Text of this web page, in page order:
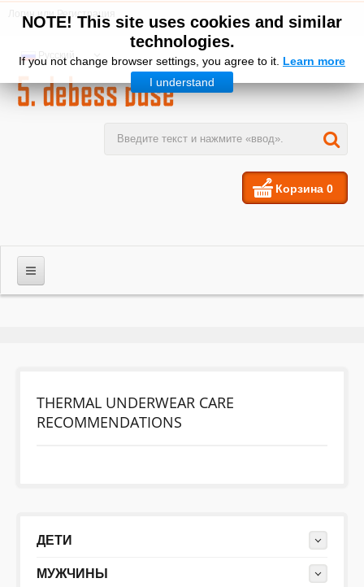
NOTE! This site uses cookies and similar
technologies.
If you not change browser settings, you agree to it. Learn more
I understand
Логин илиРегистрация
Русский
Корзина 0
ДЕТИ
THERMAL UNDERWEAR CARE
RECOMMENDATIONS
ДЕТИ
МУЖЧИНЫ